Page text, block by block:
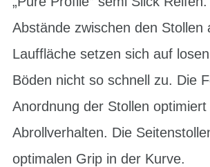
Abstände zwischen den Stollen
Lauffläche setzen sich auf
Böden nicht so schnell zu. Die
Anordnung der Stollen optimiert
Abrollverhalten. Die
optimalen Grip in der Kurve.